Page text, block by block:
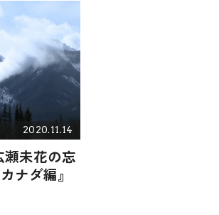
2020.11.14
未花の忘
ナダ編』